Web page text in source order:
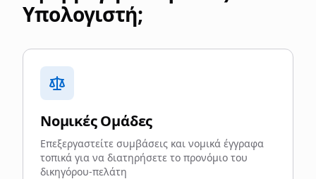
Υπολογιστή;
Νομικές Ομάδες
Επεξεργαστείτε συμβάσεις και νομικά έγγραφα
τοπικά για να διατηρήσετε το προνόμιο του
δικηγόρου-πελάτη